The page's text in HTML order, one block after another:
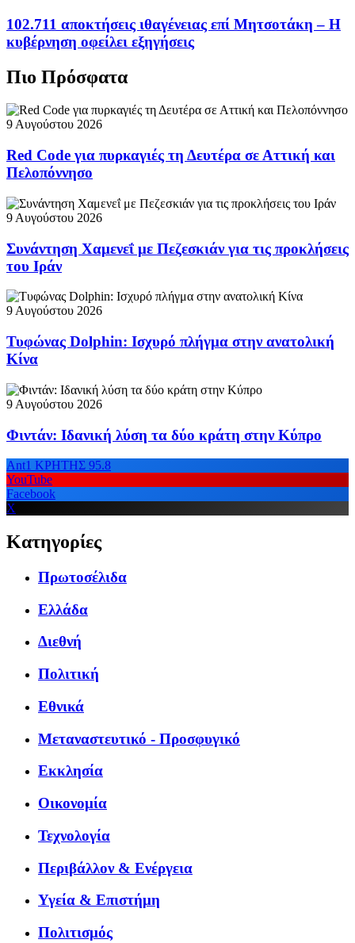
102.711 αποκτήσεις ιθαγένειας επί Μητσοτάκη – Η
κυβέρνηση οφείλει εξηγήσεις
Πιο Πρόσφατα
9 Αυγούστου 2026
Red Code για πυρκαγιές τη Δευτέρα σε Αττική και
Πελοπόννησο
9 Αυγούστου 2026
Συνάντηση Χαμενεΐ με Πεζεσκιάν για τις προκλήσεις
του Ιράν
9 Αυγούστου 2026
Τυφώνας Dolphin: Ισχυρό πλήγμα στην ανατολική
Κίνα
9 Αυγούστου 2026
Φιντάν: Ιδανική λύση τα δύο κράτη στην Κύπρο
Ant1 ΚΡΗΤΗΣ 95.8
YouTube
Facebook
X
Κατηγορίες
Πρωτοσέλιδα
Ελλάδα
Διεθνή
Πολιτική
Εθνικά
Μεταναστευτικό - Προσφυγικό
Εκκλησία
Οικονομία
Τεχνολογία
Περιβάλλον & Ενέργεια
Υγεία & Επιστήμη
Πολιτισμός